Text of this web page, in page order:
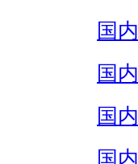
国
国
国
国